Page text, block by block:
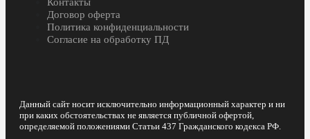
Контакты
Договор оферта
Политика конфиденциальности
Согласие на обработку ПД
Данный сайт носит исключительно информационный характер и ни
при каких обстоятельствах не является публичной офертой,
определяемой положениями Статьи 437 Гражданского кодекса РФ.